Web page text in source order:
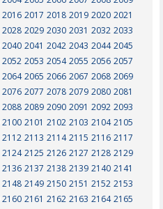
2016 2017 2018 2019 2020 2021
2028 2029 2030 2031 2032 2033
2040 2041 2042 2043 2044 2045
2052 2053 2054 2055 2056 2057
2064 2065 2066 2067 2068 2069
2076 2077 2078 2079 2080 2081
2088 2089 2090 2091 2092 2093
2100 2101 2102 2103 2104 2105
2112 2113 2114 2115 2116 2117
2124 2125 2126 2127 2128 2129
2136 2137 2138 2139 2140 2141
2148 2149 2150 2151 2152 2153
2160 2161 2162 2163 2164 2165